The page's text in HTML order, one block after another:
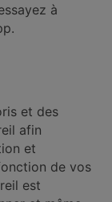
à
et des
afin
et
de vos
est